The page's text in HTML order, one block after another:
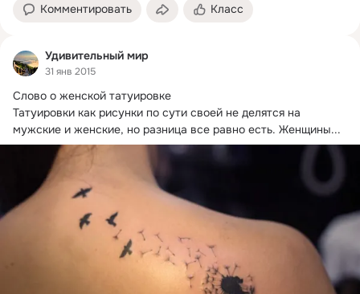
Комментировать Класс
Удивительный мир
31 янв 2015
Слово о женской татуировке
Татуировки как рисунки по сути своей не делятся на
мужские и женские, но разница все равно есть. Женщины...